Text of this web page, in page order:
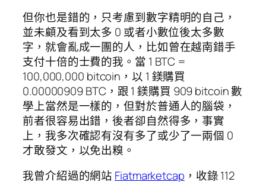
但你也是錯的，只考慮到數字精明的自己，
並未顧及看到太多 0 或者小數位後太多數
字，就會亂成一團的人，比如曾在越南錯手
支付十倍的士費的我。當 1 BTC =
100,000,000 bitcoin，以 1 鎂購買
0.00000909 BTC，跟 1 鎂購買 909 bitcoin 數
學上當然是一樣的，但對於普通人的腦袋，
前者很容易出錯，後者卻自然得多，事實
上，我多次確認有沒有多了或少了一兩個 0
才敢發文，以免出糗。
我曾介紹過的網站 Fiatmarketcap ，收錄 112